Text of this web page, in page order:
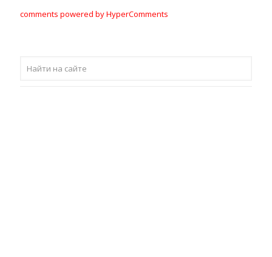
comments powered by HyperComments